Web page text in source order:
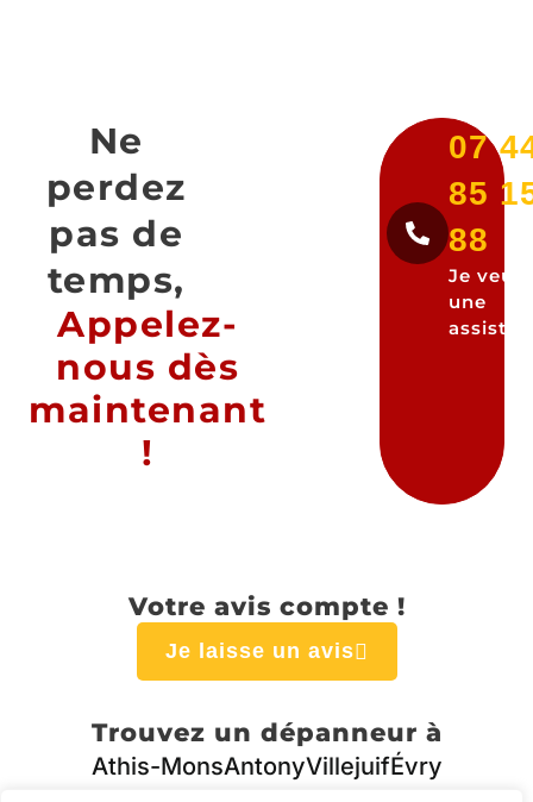
Ne
perdez
pas de
temps,
Appelez-
nous dès
maintenant
!
07
85
88
Je veux
une
Votre avis compte !
Je laisse un avis
Trouvez un dépanneur à
Athis-MonsAntonyVillejuifÉvry